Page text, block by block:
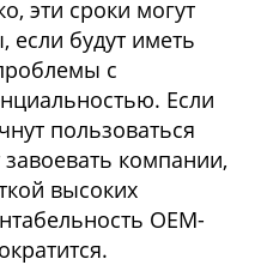
эти сроки могут
будут иметь
с
Если
пользоваться
компании,
высоких
OEM-